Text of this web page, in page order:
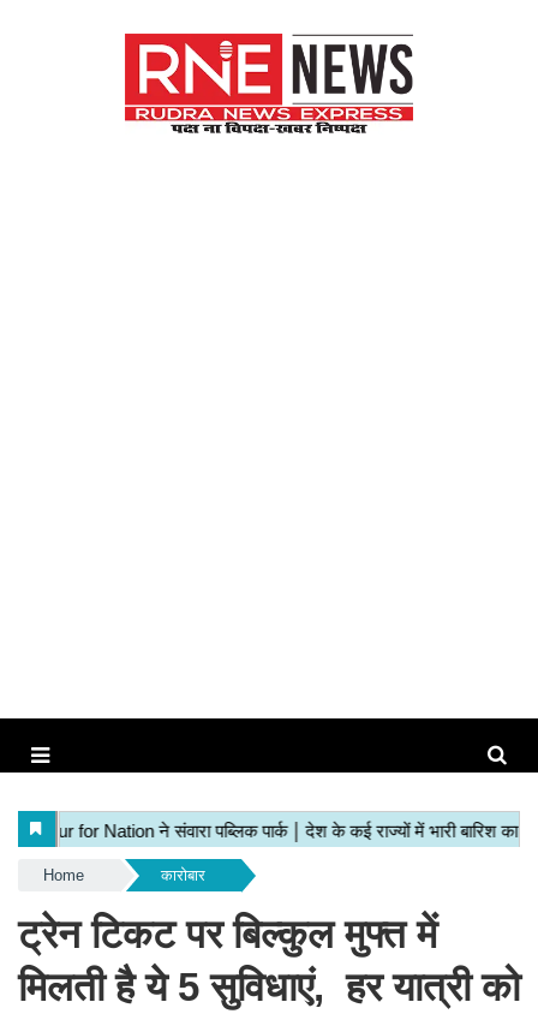
Home कारोबार
ट्रेन टिकट पर बिल्कुल मुफ्त में
मिलती है ये 5 सुविधाएं, हर यात्री को